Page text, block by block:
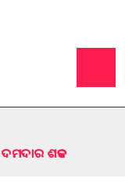
ଦମଦାର ଶତକ